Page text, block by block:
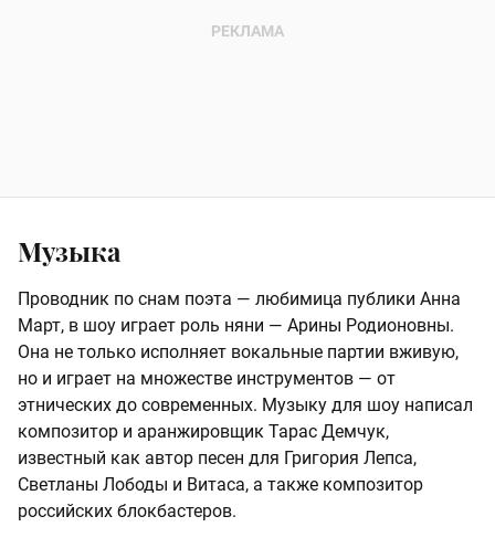
Музыка
Проводник по снам поэта — любимица публики Анна
Март, в шоу играет роль няни — Арины Родионовны.
Она не только исполняет вокальные партии вживую,
но и играет на множестве инструментов — от
этнических до современных. Музыку для шоу написал
композитор и аранжировщик Тарас Демчук,
известный как автор песен для Григория Лепса,
Светланы Лободы и Витаса, а также композитор
российских блокбастеров.